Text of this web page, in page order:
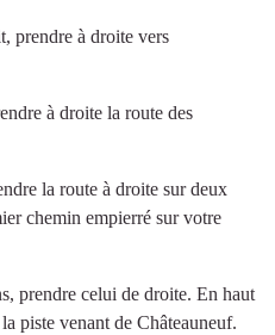
prendre à droite vers
à droite la route des
la route à droite sur deux
chemin empierré sur votre
prendre celui de droite. En haut
piste venant de Châteauneuf.